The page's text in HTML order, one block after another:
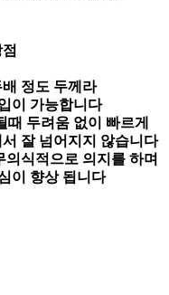
정도 두께라
이 가능합니다
때 두려움 없이 빠르게
잘 넘어지지 않습니다
식적으로 의지를 하며
이 향상 됩니다